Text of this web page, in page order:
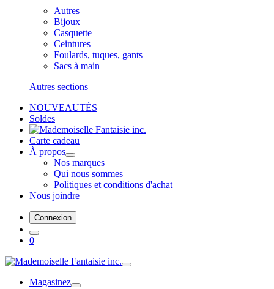
Autres
Bijoux
Casquette
Ceintures
Foulards, tuques, gants
Sacs à main
Autres sections
NOUVEAUTÉS
Soldes
Carte cadeau
À propos
Nos marques
Qui nous sommes
Politiques et conditions d'achat
Nous joindre
Connexion
0
Magasinez